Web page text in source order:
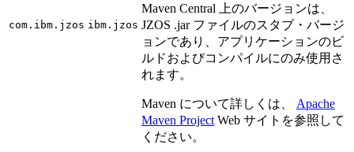
com.ibm.jzos ibm.jzos
Maven Central 上のバージョンは、
JZOS .jarファイルのスタブ・バージ
ョンであり、アプリケーションのビ
ルドおよびコンパイルにのみ使用さ
れます。
Maven について詳しくは、 Apache
Maven Project Web サイトを参照して
ください。